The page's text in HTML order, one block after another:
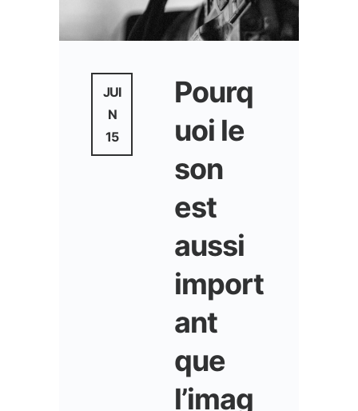
JUI
N
15
Pourq
uoi le
son
est
aussi
import
ant
que
l’imag